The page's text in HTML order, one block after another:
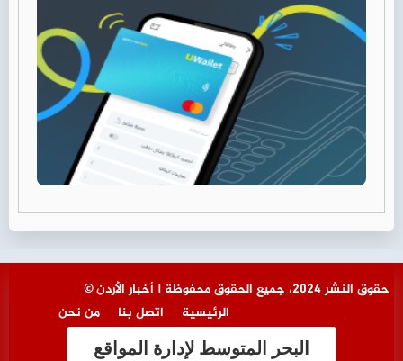
© حقوق النشر 2024، جميع الحقوق محفوظة | أخبار الأردن
من نحن
اتصل بنا الرئيسية
البحر المتوسط لإدارة المواقع